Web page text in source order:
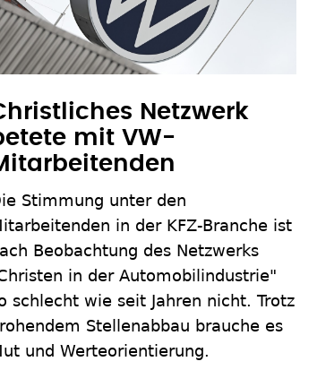
Netzwerk
mit VW-
Stimmung unter den
in der KFZ-Branche ist
Beobachtung des Netzwerks
in der Automobilindustrie"
schlecht wie seit Jahren nicht. Trotz
Stellenabbau brauche es
und Werteorientierung.